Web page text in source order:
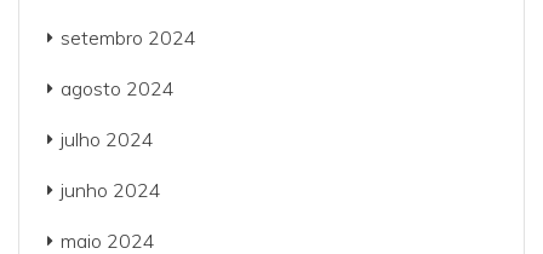
setembro 2024
agosto 2024
julho 2024
junho 2024
maio 2024